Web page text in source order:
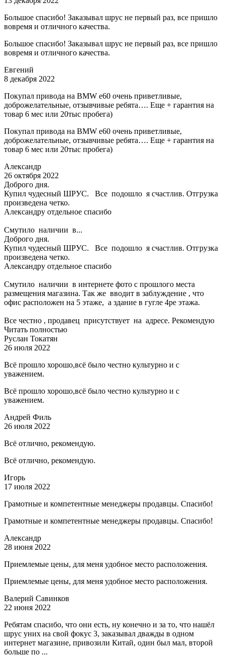
Большое спасибо! Заказывал шрус не первый раз, все пришло
вовремя и отличного качества.
Большое спасибо! Заказывал шрус не первый раз, все пришло
вовремя и отличного качества.
Евгений
8 декабря 2022
Покупал привода на BMW e60 очень приветливые,
доброжелательные, отзывчивые ребята…. Еще + гарантия на
товар 6 мес или 20тыс пробега)
Покупал привода на BMW e60 очень приветливые,
доброжелательные, отзывчивые ребята…. Еще + гарантия на
товар 6 мес или 20тыс пробега)
Александр
26 октября 2022
Доброго дня.
Купил чудесный ШРУС. Все подошло я счастлив. Отгрузка
произведена четко.
Александру отдельное спасибо
Смутило наличии в...
Доброго дня.
Купил чудесный ШРУС. Все подошло я счастлив. Отгрузка
произведена четко.
Александру отдельное спасибо
Смутило наличии в интернете фото с прошлого места
размещения магазина. Так же вводит в заблуждение , что
офис расположен на 5 этаже, а здание в гугле 4ре этажа.
Все честно , продавец присутствует на адресе. Рекомендую
Читать полностью
Руслан Токатян
26 июля 2022
Всё прошло хорошо,всё было честно культурно и с
уважением.
Всё прошло хорошо,всё было честно культурно и с
уважением.
Андрей Филь
26 июля 2022
Всё отлично, рекомендую.
Всё отлично, рекомендую.
Игорь
17 июля 2022
Грамотные и компетентные менеджеры продавцы. Спасибо!
Грамотные и компетентные менеджеры продавцы. Спасибо!
Александр
28 июня 2022
Приемлемые цены, для меня удобное место расположения.
Приемлемые цены, для меня удобное место расположения.
Валерий Савинков
22 июня 2022
Ребятам спасибо, что они есть, ну конечно и за то, что нашёл
шрус уних на свой фокус 3, заказывал дважды в одном
интернет магазине, привозили Китай, один был мал, второй
больше по ...